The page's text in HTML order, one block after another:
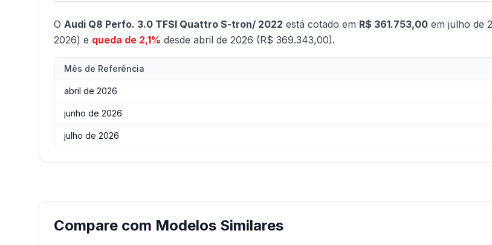
O Audi Q8 Perfo. 3.0 TFSI Quattro S-tron/ 2022 está cotado em R$ 361.753,00 em julho de
2026) e queda de 2,1% desde abril de 2026 (R$ 369.343,00).
Mês de Referência
abril de 2026
junho de 2026
julho de 2026
Compare com Modelos Similares